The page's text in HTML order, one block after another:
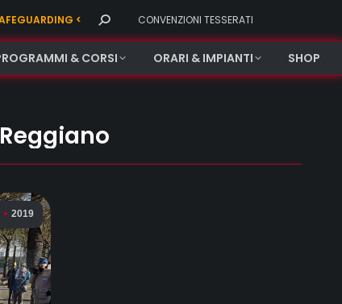
< Search: CONVENZIONI TESSERATI
& CORSI ORARI & IMPIANTI SHOP
2019